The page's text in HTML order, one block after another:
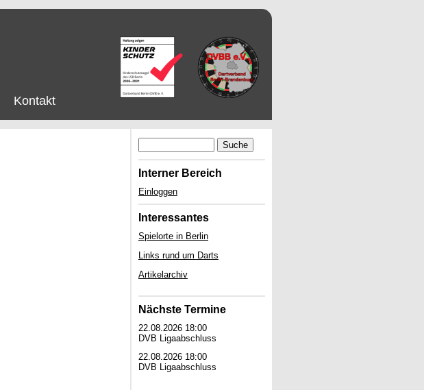
Kontakt
Suche
Interner Bereich
Einloggen
Interessantes
Spielorte in Berlin
Links rund um Darts
Artikelarchiv
Nächste Termine
22.08.2026 18:00
DVB Ligaabschluss
22.08.2026 18:00
DVB Ligaabschluss